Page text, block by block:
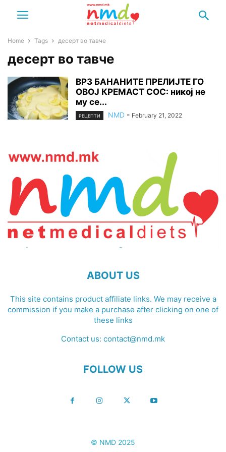
Home Tags десерт во тавче
десерт во тавче
ВРЗ БАНАНИТЕ ПРЕЛИЈТЕ ГО
ОВОЈ КРЕМАСТ СОС: никој не
му се...
РЕЦЕПТИ NMD - February 21, 2022
ABOUT US
This site contains product affiliate links. We may receive a
commission if you make a purchase after clicking on one of
these links
Contact us: contact@nmd.mk
FOLLOW US
© NMD 2025